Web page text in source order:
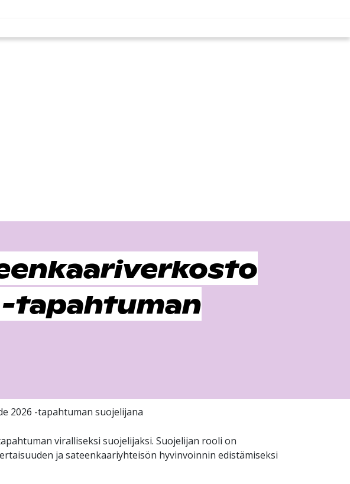
-tapahtuman
2026 -tapahtuman suojelijana
viralliseksi suojelijaksi. Suojelijan rooli on
ja sateenkaariyhteisön hyvinvoinnin edistämiseksi